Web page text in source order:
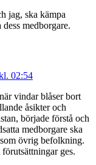
jag, ska kämpa
medborgare.
02:54
vindar blåser bort
åsikter och
började förstå och
medborgare ska
övrig befolkning.
ges.